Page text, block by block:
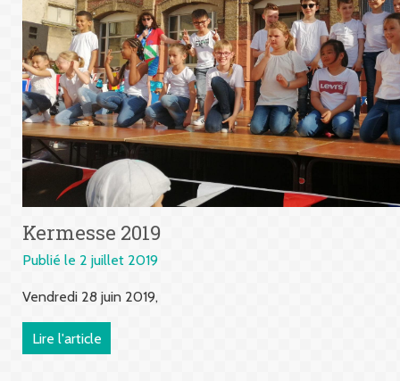
Kermesse 2019
Publié le 2 juillet 2019
Vendredi 28 juin 2019,
Lire l'article